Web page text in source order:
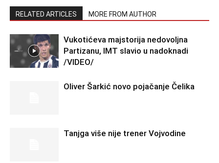
RELATED ARTICLES MORE FROM AUTHOR
Vukotićeva majstorija nedovoljna
Partizanu, IMT slavio u nadoknadi
/VIDEO/
Oliver Šarkić novo pojačanje Čelika
Tanjga više nije trener Vojvodine